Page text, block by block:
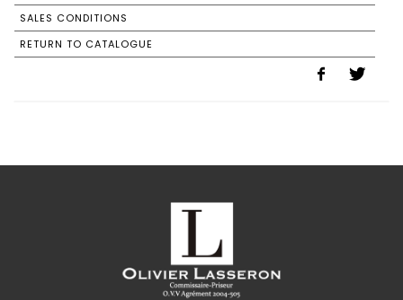
SALES CONDITIONS
RETURN TO CATALOGUE